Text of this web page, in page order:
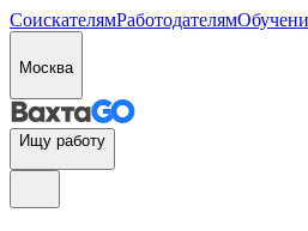
СоискателямРаботодателям
Москва
Ищу работу